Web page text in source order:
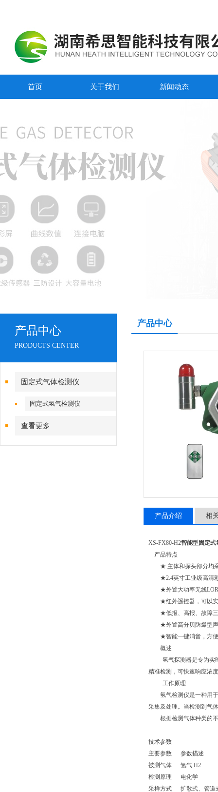
首页 关于我们 新闻动态
产品中心
PRODUCTS CENTER
固定式气体检测仪
固定式氢气检测仪
查看更多
产品中心
产品介绍 相
XS-FX80-H2智能型固定式
产品特点
★ 主体和探头部分均采
★2.4英寸工业级高清
★外置大功率无线
★红外遥控器，可以实
★低报、高报、故障三
★外置高分贝防爆型声
★智能一键消音，方便
概述
氢气探测器是专为实
精准检测，可快速响应
工作原理
氢气检测仪是一种用于
采集及处理。当检测到气
根据检测气体种类的不
技术参数
主要参数
参数描述
被测气体
氢气 H2
检测原理
电化学
采样方式
扩散式、管道